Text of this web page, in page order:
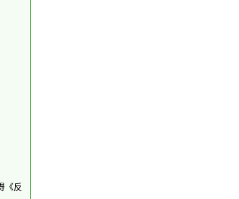
《反